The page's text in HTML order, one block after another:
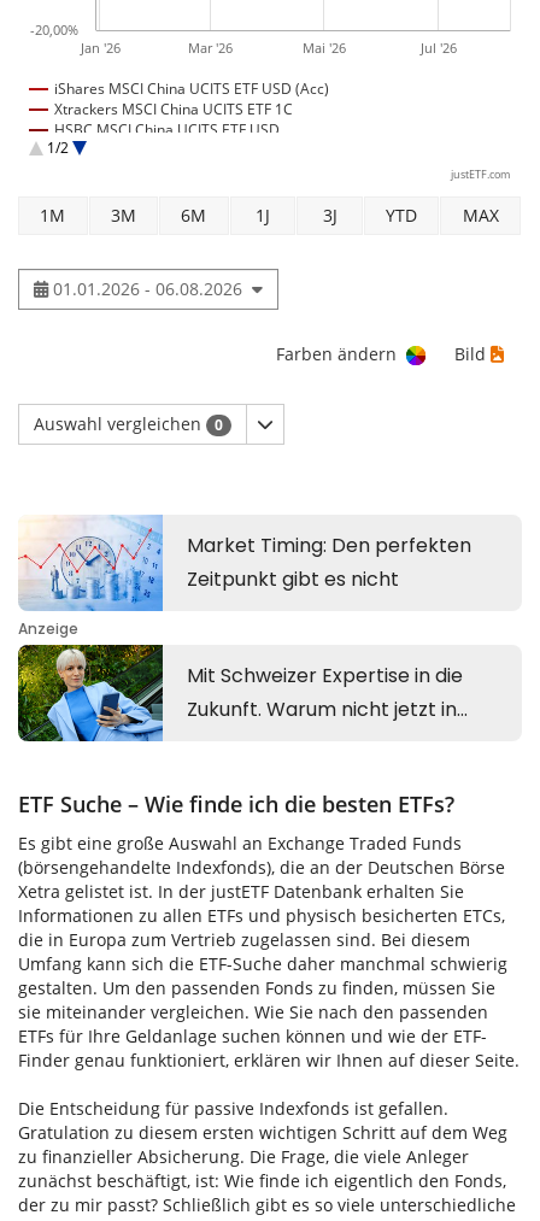
iShares MSCI China UCITS ETF USD (Acc)
Xtrackers MSCI China UCITS ETF 1C
HSBC MSCI China UCITS ETF USD
Amundi MSCI China UCITS ETF Acc
1/2
Jan '26 Mar '26 Mai '26 Jul '26
-20,00%
justETF.com
1M 3M 6M 1J 3J YTD MAX
01.01.2026 - 06.08.2026
Farben ändern Bild
Auswahl vergleichen 0
ETF Suche – Wie finde ich die besten ETFs?
Es gibt eine große Auswahl an Exchange Traded Funds
(börsengehandelte Indexfonds), die an der Deutschen Börse
Xetra gelistet ist. In der justETF Datenbank erhalten Sie
Informationen zu allen ETFs und physisch besicherten ETCs,
die in Europa zum Vertrieb zugelassen sind. Bei diesem
Umfang kann sich die ETF-Suche daher manchmal schwierig
gestalten. Um den passenden Fonds zu finden, müssen Sie
sie miteinander vergleichen. Wie Sie nach den passenden
ETFs für Ihre Geldanlage suchen können und wie der ETF-
Finder genau funktioniert, erklären wir Ihnen auf dieser Seite.
Die Entscheidung für passive Indexfonds ist gefallen.
Gratulation zu diesem ersten wichtigen Schritt auf dem Weg
zu finanzieller Absicherung. Die Frage, die viele Anleger
zunächst beschäftigt, ist: Wie finde ich eigentlich den Fonds,
der zu mir passt? Schließlich gibt es so viele unterschiedliche